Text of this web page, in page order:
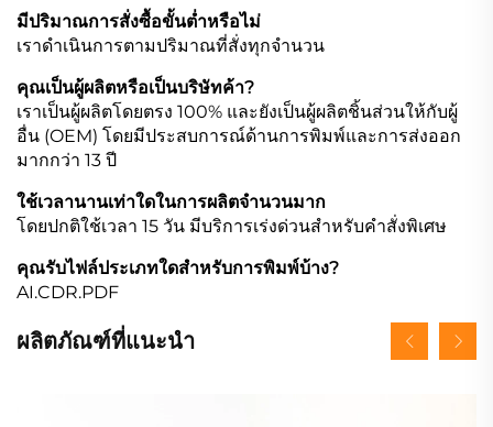
มีปริมาณการสั่งซื้อขั้นต่ำหรือไม่
เราดำเนินการตามปริมาณที่สั่งทุกจำนวน
คุณเป็นผู้ผลิตหรือเป็นบริษัทค้า?
เราเป็นผู้ผลิตโดยตรง 100% และยังเป็นผู้ผลิตชิ้นส่วนให้กับผู้
อื่น (OEM) โดยมีประสบการณ์ด้านการพิมพ์และการส่งออก
มากกว่า 13 ปี
ใช้เวลานานเท่าใดในการผลิตจำนวนมาก
โดยปกติใช้เวลา 15 วัน มีบริการเร่งด่วนสำหรับคำสั่งพิเศษ
คุณรับไฟล์ประเภทใดสำหรับการพิมพ์บ้าง?
AI.CDR.PDF
ผลิตภัณฑ์ที่แนะนำ